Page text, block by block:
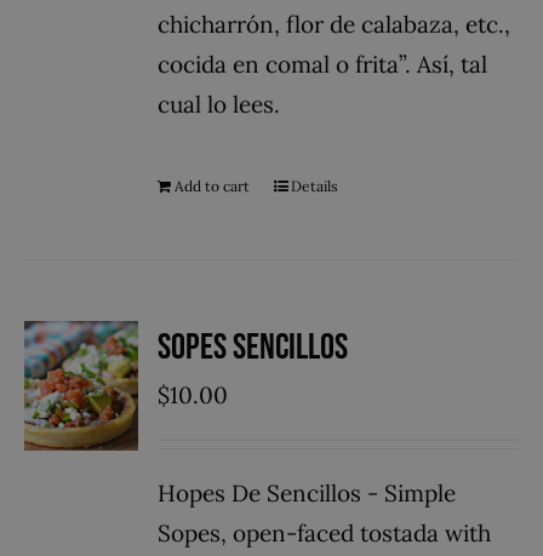
chicharrón, flor de calabaza, etc.,
cocida en comal o frita”. Así, tal
cual lo lees.
Add to cart Details
Sopes Sencillos
$10.00
Hopes De Sencillos - Simple
Sopes, open-faced tostada with